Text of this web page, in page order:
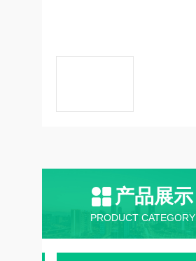
产品展示
PRODUCT CATEGORY